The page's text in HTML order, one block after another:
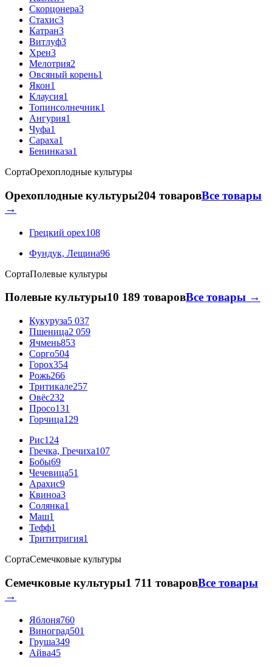
Скорцонера3
Стахис3
Катран3
Витлуф3
Хрен3
Мелотрия2
Овсяный корень1
Якон1
Клаусия1
Топинсолнечник1
Ангурия1
Чуфа1
Сараха1
Бенинказа1
СортаОрехоплодные культуры
Орехоплодные культуры204 товаровВсе товары
→
Грецкий орех108
Фундук, Лещина96
СортаПолевые культуры
Полевые культуры10 189 товаровВсе товары →
Кукуруза5 037
Пшеница2 059
Ячмень853
Сорго504
Горох354
Рожь266
Тритикале257
Овёс232
Просо131
Горчица129
Рис124
Гречка, Гречиха107
Бобы69
Чечевица51
Арахис9
Квиноа3
Солянка1
Маш1
Тефф1
Трититригия1
СортаСемечковые культуры
Семечковые культуры1 711 товаровВсе товары
→
Яблоня760
Виноград501
Груша349
Айва45